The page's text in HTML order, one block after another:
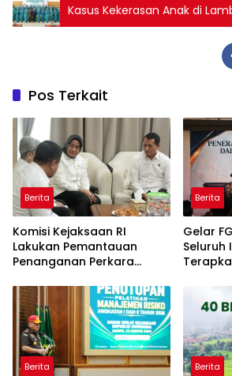
Kasus Kekerasan Anak di
Pos Terkait
Berita
Komisi Kejaksaan RI
Lakukan Pemantauan
Penanganan Perkara
yang Melibatkan Mantan
Jampidsus, FA di
Kejaksaan Agung
Berita
Gelar
Seluruh
Berita Berita